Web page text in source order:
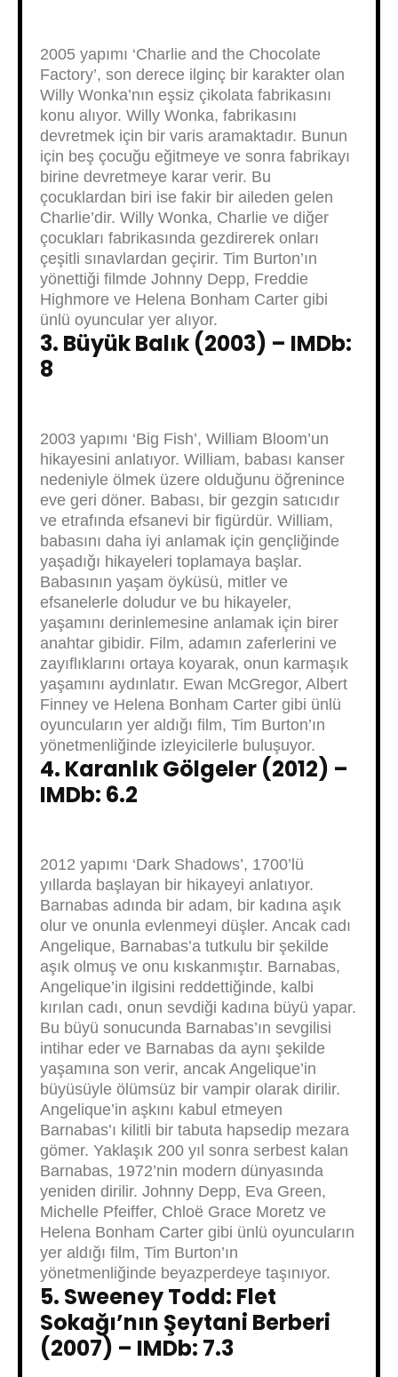
2005 yapımı ‘Charlie and the Chocolate
Factory’, son derece ilginç bir karakter olan
Willy Wonka’nın eşsiz çikolata fabrikasını
konu alıyor. Willy Wonka, fabrikasını
devretmek için bir varis aramaktadır. Bunun
için beş çocuğu eğitmeye ve sonra fabrikayı
birine devretmeye karar verir. Bu
çocuklardan biri ise fakir bir aileden gelen
Charlie’dir. Willy Wonka, Charlie ve diğer
çocukları fabrikasında gezdirerek onları
çeşitli sınavlardan geçirir. Tim Burton’ın
yönettiği filmde Johnny Depp, Freddie
Highmore ve Helena Bonham Carter gibi
ünlü oyuncular yer alıyor.
3. Büyük Balık (2003) – IMDb:
8
2003 yapımı ‘Big Fish’, William Bloom’un
hikayesini anlatıyor. William, babası kanser
nedeniyle ölmek üzere olduğunu öğrenince
eve geri döner. Babası, bir gezgin satıcıdır
ve etrafında efsanevi bir figürdür. William,
babasını daha iyi anlamak için gençliğinde
yaşadığı hikayeleri toplamaya başlar.
Babasının yaşam öyküsü, mitler ve
efsanelerle doludur ve bu hikayeler,
yaşamını derinlemesine anlamak için birer
anahtar gibidir. Film, adamın zaferlerini ve
zayıflıklarını ortaya koyarak, onun karmaşık
yaşamını aydınlatır. Ewan McGregor, Albert
Finney ve Helena Bonham Carter gibi ünlü
oyuncuların yer aldığı film, Tim Burton’ın
yönetmenliğinde izleyicilerle buluşuyor.
4. Karanlık Gölgeler (2012) –
IMDb: 6.2
2012 yapımı ‘Dark Shadows’, 1700’lü
yıllarda başlayan bir hikayeyi anlatıyor.
Barnabas adında bir adam, bir kadına aşık
olur ve onunla evlenmeyi düşler. Ancak cadı
Angelique, Barnabas’a tutkulu bir şekilde
aşık olmuş ve onu kıskanmıştır. Barnabas,
Angelique’in ilgisini reddettiğinde, kalbi
kırılan cadı, onun sevdiği kadına büyü yapar.
Bu büyü sonucunda Barnabas’ın sevgilisi
intihar eder ve Barnabas da aynı şekilde
yaşamına son verir, ancak Angelique’in
büyüsüyle ölümsüz bir vampir olarak dirilir.
Angelique’in aşkını kabul etmeyen
Barnabas’ı kilitli bir tabuta hapsedip mezara
gömer. Yaklaşık 200 yıl sonra serbest kalan
Barnabas, 1972’nin modern dünyasında
yeniden dirilir. Johnny Depp, Eva Green,
Michelle Pfeiffer, Chloë Grace Moretz ve
Helena Bonham Carter gibi ünlü oyuncuların
yer aldığı film, Tim Burton’ın
yönetmenliğinde beyazperdeye taşınıyor.
5. Sweeney Todd: Flet
Sokağı’nın Şeytani Berberi
(2007) – IMDb: 7.3